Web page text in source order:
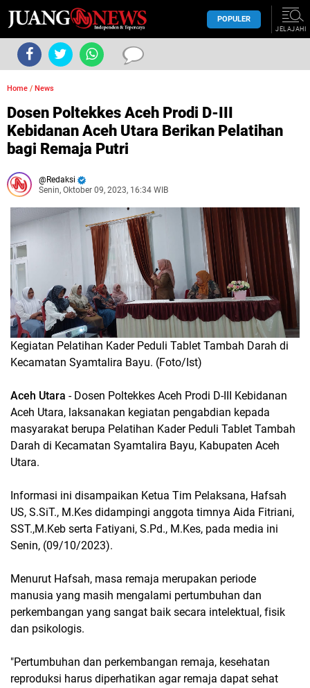
POPULER
JELAJAHI
Home / News
Dosen Poltekkes Aceh Prodi D-III
Kebidanan Aceh Utara Berikan Pelatihan
bagi Remaja Putri
Redaksi
Senin, Oktober 09, 2023, 16:34 WIB
Kegiatan Pelatihan Kader Peduli Tablet Tambah Darah di
Kecamatan Syamtalira Bayu. (Foto/Ist)
Aceh Utara - Dosen Poltekkes Aceh Prodi D-III Kebidanan
Aceh Utara, laksanakan kegiatan pengabdian kepada
masyarakat berupa Pelatihan Kader Peduli Tablet Tambah
Darah di Kecamatan Syamtalira Bayu, Kabupaten Aceh
Utara.
Informasi ini disampaikan Ketua Tim Pelaksana, Hafsah
US, S.SiT., M.Kes didampingi anggota timnya Aida Fitriani,
SST.,M.Keb serta Fatiyani, S.Pd., M.Kes, pada media ini
Senin, (09/10/2023).
Menurut Hafsah, masa remaja merupakan periode
manusia yang masih mengalami pertumbuhan dan
perkembangan yang sangat baik secara intelektual, fisik
dan psikologis.
"Pertumbuhan dan perkembangan remaja, kesehatan
reproduksi harus diperhatikan agar remaja dapat sehat